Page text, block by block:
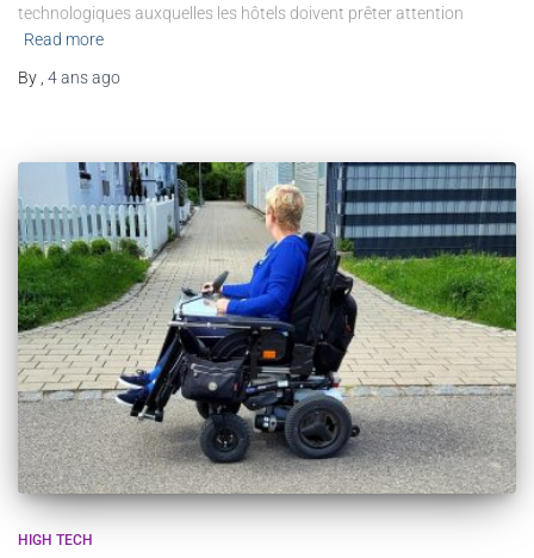
technologiques auxquelles les hôtels doivent prêter attention
Read more
By 4 ansago
HIGH TECH